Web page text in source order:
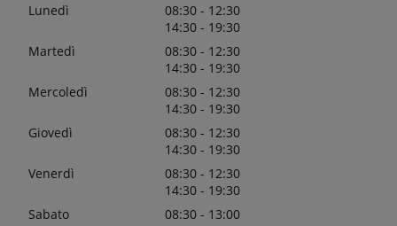
Lunedì
08:30 - 12:30
14:30 - 19:30
Martedì
08:30 - 12:30
14:30 - 19:30
Mercoledì
08:30 - 12:30
14:30 - 19:30
Giovedì
08:30 - 12:30
14:30 - 19:30
Venerdì
08:30 - 12:30
14:30 - 19:30
Sabato
08:30 - 13:00